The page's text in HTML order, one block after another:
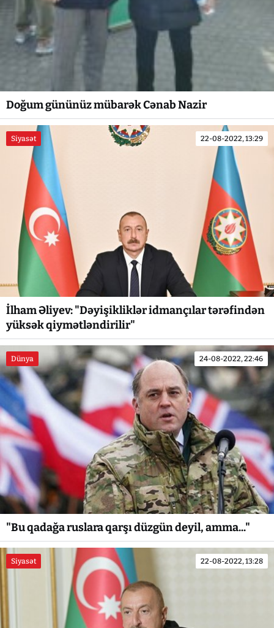
Doğum gününüz mübarək Cənab Nazir
Siyasət 22-08-2022, 13:29
İlham Əliyev: "Dəyişikliklər idmançılar tərəfindən
yüksək qiymətləndirilir"
Dünya 24-08-2022, 22:46
"Bu qadağa ruslara qarşı düzgün deyil, amma..."
Siyasət 22-08-2022, 13:28